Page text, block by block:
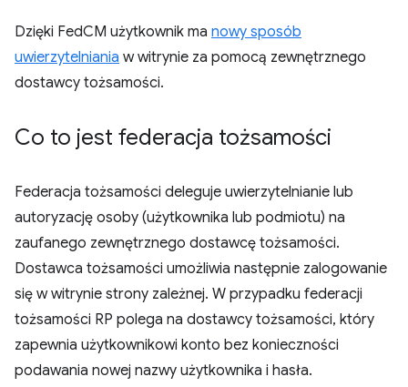
Dzięki FedCM użytkownik ma nowy sposób
uwierzytelniania w witrynie za pomocą zewnętrznego
dostawcy tożsamości.
Co to jest federacja tożsamości
Federacja tożsamości deleguje uwierzytelnianie lub
autoryzację osoby (użytkownika lub podmiotu) na
zaufanego zewnętrznego dostawcę tożsamości.
Dostawca tożsamości umożliwia następnie zalogowanie
się w witrynie strony zależnej. W przypadku federacji
tożsamości RP polega na dostawcy tożsamości, który
zapewnia użytkownikowi konto bez konieczności
podawania nowej nazwy użytkownika i hasła.